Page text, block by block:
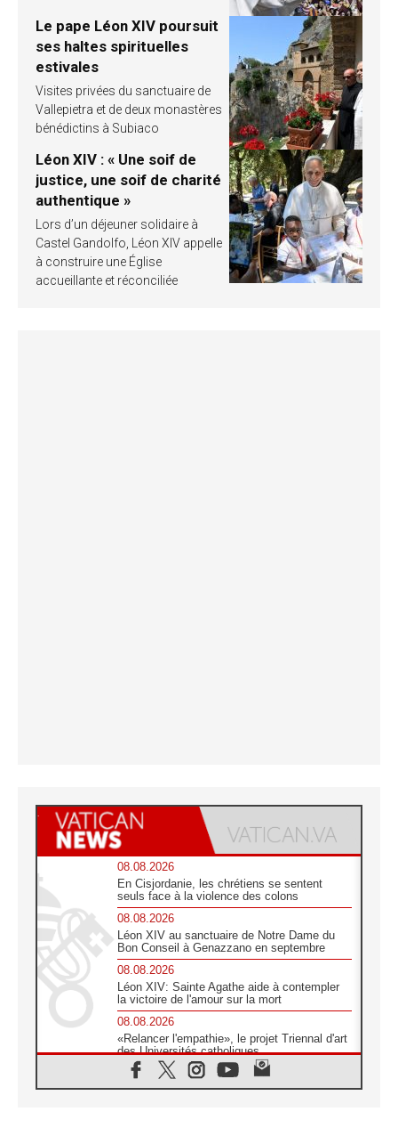
Le pape Léon XIV poursuit
ses haltes spirituelles
estivales
Visites privées du sanctuaire de
Vallepietra et de deux monastères
bénédictins à Subiaco
Léon XIV : « Une soif de
justice, une soif de charité
authentique »
Lors d’un déjeuner solidaire à
Castel Gandolfo, Léon XIV appelle
à construire une Église
accueillante et réconciliée
08.08.2026
En Cisjordanie, les chrétiens se sentent
seuls face à la violence des colons
08.08.2026
Léon XIV au sanctuaire de Notre Dame du
Bon Conseil à Genazzano en septembre
08.08.2026
Léon XIV: Sainte Agathe aide à contempler
la victoire de l'amour sur la mort
08.08.2026
«Relancer l'empathie», le projet Triennal d'art
des Universités catholiques
08.08.2026
Signis 2026, donner la parole aux religieuses